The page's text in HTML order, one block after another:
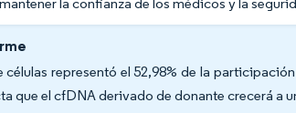
representó el 52,98% de la
que el cfDNA derivado de donante crecerá a